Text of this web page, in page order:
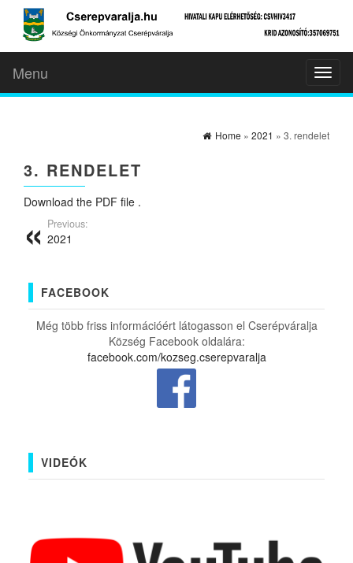
Menu
Home » 2021 » 3. rendelet
3. RENDELET
Download the PDF file .
Previous:
2021
FACEBOOK
Még több friss információért látogasson el Cserépváralja
Község Facebook oldalára:
facebook.com/kozseg.cserepvaralja
VIDEÓK